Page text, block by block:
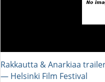
Rakkautta & Anarkiaa
― Helsinki Film Festival